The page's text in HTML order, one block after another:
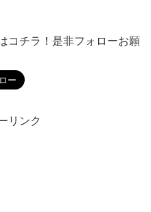
コチラ！是非フォローお願
リンク